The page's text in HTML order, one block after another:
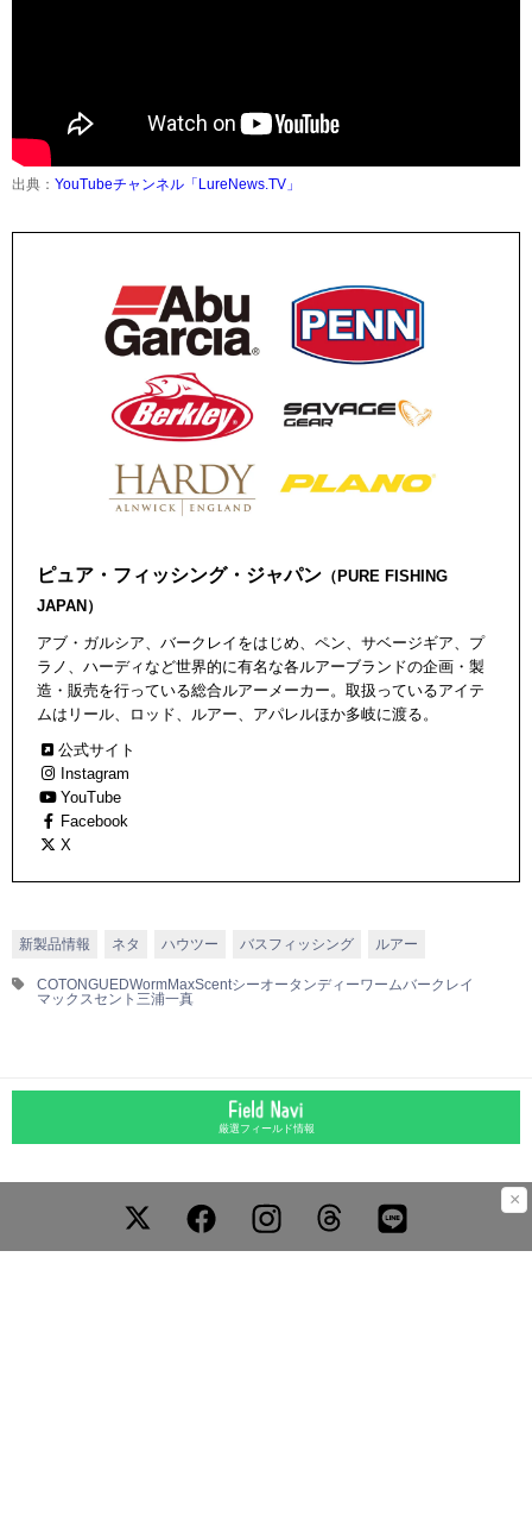
出典： YouTubeチャンネル「LureNews.TV」
ピュア・フィッシング・ジャパン （PURE FISHING
JAPAN）
アブ・ガルシア、バークレイをはじめ、ペン、サベージギア、プ
ラノ、ハーディなど世界的に有名な各ルアーブランドの企画・製
造・販売を行っている総合ルアーメーカー。取扱っているアイテ
ムはリール、ロッド、ルアー、アパレルほか多岐に渡る。
公式サイト
Instagram
YouTube
Facebook
X
新製品情報 ネタ ハウツー バスフィッシング ルアー
COTONGUEDWormMaxScentシーオータンディーワームバークレイ
マックスセント 三浦一真
×
厳選フィールド情報